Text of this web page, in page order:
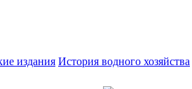
издания История водного хозяйства